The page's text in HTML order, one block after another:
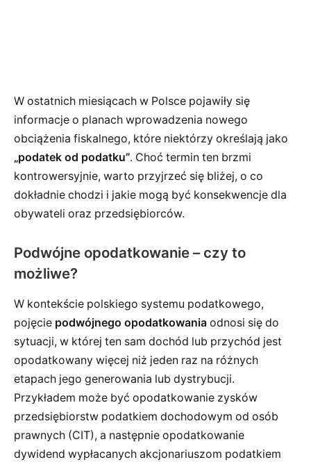
W ostatnich miesiącach w Polsce pojawiły się
informacje o planach wprowadzenia nowego
obciążenia fiskalnego, które niektórzy określają jako
„podatek od podatku”. Choć termin ten brzmi
kontrowersyjnie, warto przyjrzeć się bliżej, o co
dokładnie chodzi i jakie mogą być konsekwencje dla
obywateli oraz przedsiębiorców.
Podwójne opodatkowanie – czy to
możliwe?
W kontekście polskiego systemu podatkowego,
pojęcie podwójnego opodatkowania odnosi się do
sytuacji, w której ten sam dochód lub przychód jest
opodatkowany więcej niż jeden raz na różnych
etapach jego generowania lub dystrybucji.
Przykładem może być opodatkowanie zysków
przedsiębiorstw podatkiem dochodowym od osób
prawnych (CIT), a następnie opodatkowanie
dywidend wypłacanych akcjonariuszom podatkiem